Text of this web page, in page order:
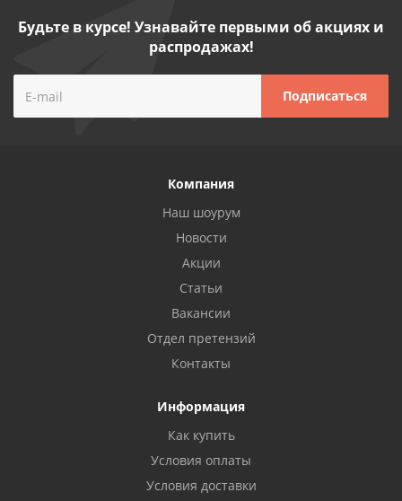
Будьте в курсе! Узнавайте первыми об акциях и
распродажах!
Компания
Наш шоурум
Новости
Акции
Статьи
Вакансии
Отдел претензий
Контакты
Информация
Как купить
Условия оплаты
Условия доставки